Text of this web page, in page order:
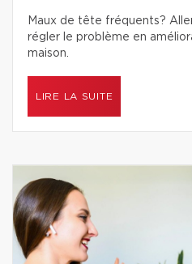
Maux de tête fréquents?
régler le problème en
maison.
LIRE LA SUITE